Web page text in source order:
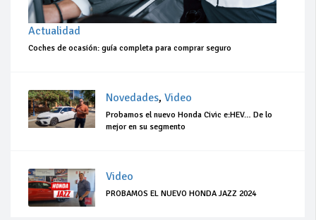
Actualidad
Coches de ocasión: guía completa para comprar seguro
Novedades, Video
Probamos el nuevo Honda Civic e:HEV… De lo
mejor en su segmento
Video
PROBAMOS EL NUEVO HONDA JAZZ 2024